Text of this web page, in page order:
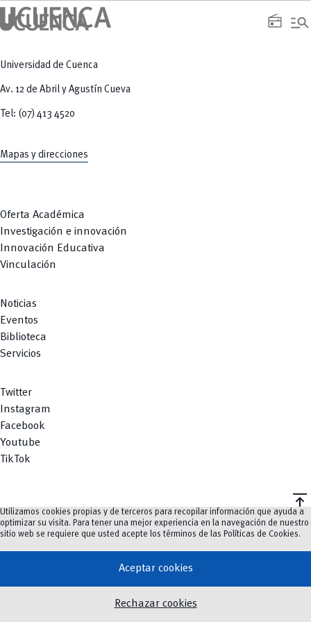
radio manage_search
Universidad de Cuenca
Av. 12 de Abril y Agustín Cueva
Tel: (07) 413 4520
Mapas y direcciones
Oferta Académica
Investigación e innovación
Innovación Educativa
Vinculación
Noticias
Eventos
Biblioteca
Servicios
Twitter
Instagram
Facebook
Youtube
TikTok
vertical_align_top
©2023-2026UCuenca.
Utilizamos cookies propias y de terceros para recopilar información que ayuda a
optimizar su visita. Para tener una mejor experiencia en la navegación de nuestro
sitio web se requiere que usted acepte los términos de las Políticas de Cookies.
Aceptar cookies
Rechazar cookies